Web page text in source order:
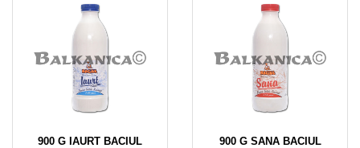
900 G IAURT BACIUL 900 G SANA BACIUL